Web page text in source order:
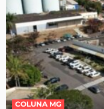
COLUNA MG